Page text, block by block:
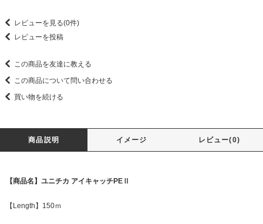
レビューを見る(0件)
レビューを投稿
この商品を友達に教える
この商品について問い合わせる
買い物を続ける
商品説明 イメージ レビュー(0)
【商品名】ユニチカ アイキャッチPEⅡ
【Length】150ｍ